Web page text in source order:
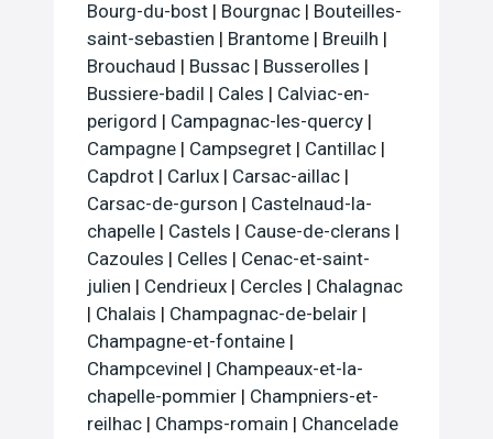
Bourg-du-bost | Bourgnac | Bouteilles-
saint-sebastien | Brantome | Breuilh |
Brouchaud | Bussac | Busserolles |
Bussiere-badil | Cales | Calviac-en-
perigord | Campagnac-les-quercy |
Campagne | Campsegret | Cantillac |
Capdrot | Carlux | Carsac-aillac |
Carsac-de-gurson | Castelnaud-la-
chapelle | Castels | Cause-de-clerans |
Cazoules | Celles | Cenac-et-saint-
julien | Cendrieux | Cercles | Chalagnac
| Chalais | Champagnac-de-belair |
Champagne-et-fontaine |
Champcevinel | Champeaux-et-la-
chapelle-pommier | Champniers-et-
reilhac | Champs-romain | Chancelade